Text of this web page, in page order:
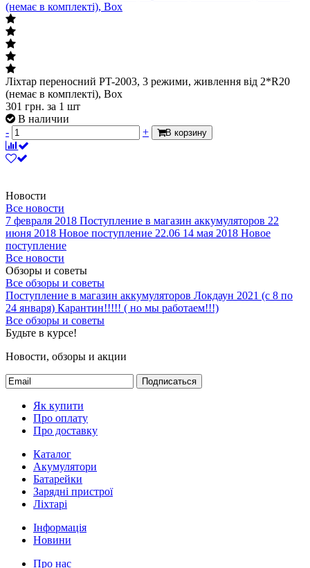
(немає в комплекті), Box
Ліхтар переносний PT-2003, 3 режими, живлення від 2*R20
(немає в комплекті), Box
301 грн. за 1 шт
В наличии
-
+ В корзину
Новости
Все новости
7 февраля 2018 Поступление в магазин аккумуляторов 22
июня 2018 Новое поступление 22.06 14 мая 2018 Новое
поступление
Все новости
Обзоры и советы
Все обзоры и советы
Поступление в магазин аккумуляторов Локдаун 2021 (с 8 по
24 января) Карантин!!!!! ( но мы работаем!!!)
Все обзоры и советы
Будьте в курсе!
Новости, обзоры и акции
Подписаться
Як купити
Про оплату
Про доставку
Каталог
Акумулятори
Батарейки
Зарядні пристрої
Ліхтарі
Інформація
Новини
Про нас